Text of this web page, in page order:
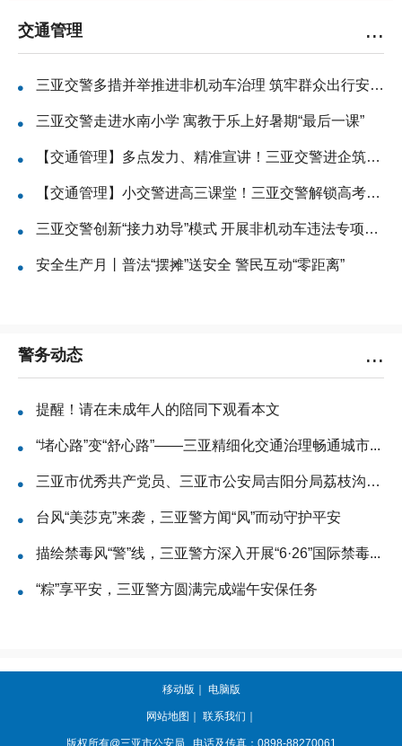
交通管理 ...
三亚交警多措并举推进非机动车治理 筑牢群众出行安全防线
三亚交警走进水南小学 寓教于乐上好暑期“最后一课”
【交通管理】多点发力、精准宣讲！三亚交警进企筑牢道路...
【交通管理】小交警进高三课堂！三亚交警解锁高考暖心护...
三亚交警创新“接力劝导”模式 开展非机动车违法专项整治
安全生产月丨普法“摆摊”送安全 警民互动“零距离”
警务动态 ...
提醒！请在未成年人的陪同下观看本文
“堵心路”变“舒心路”——三亚精细化交通治理畅通城市...
三亚市优秀共产党员、三亚市公安局吉阳分局荔枝沟派出所...
台风“美莎克”来袭，三亚警方闻“风”而动守护平安
描绘禁毒风“警”线，三亚警方深入开展“6·26”国际禁毒...
“粽”享平安，三亚警方圆满完成端午安保任务
移动版 电脑版
网站地图 联系我们